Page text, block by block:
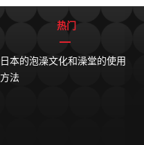
热门
日本的泡澡文化和澡堂的使用
方法